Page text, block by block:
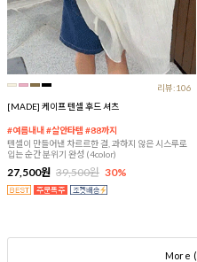
리뷰:106
[MADE] 케이프 텐셀 후드 셔츠
#여름내내 #살안타템 #88까지
텐셀이 만들어낸 차르르한 결, 과하지 않은 시스루로
입는 순간 분위기 완성 (4color)
27,500원 39,500원 30%
More (